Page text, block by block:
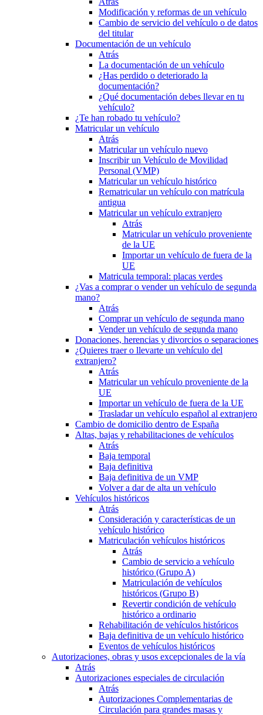
Modificación y reformas de un vehículo
Cambio de servicio del vehículo o de datos
del titular
Documentación de un vehículo
Atrás
La documentación de un vehículo
¿Has perdido o deteriorado la
documentación?
¿Qué documentación debes llevar en tu
vehículo?
¿Te han robado tu vehículo?
Matricular un vehículo
Atrás
Matricular un vehículo nuevo
Inscribir un Vehículo de Movilidad
Personal (VMP)
Matricular un vehículo histórico
Rematricular un vehículo con matrícula
antigua
Matricular un vehículo extranjero
Atrás
Matricular un vehículo proveniente
de la UE
Importar un vehículo de fuera de la
UE
Matricula temporal: placas verdes
¿Vas a comprar o vender un vehículo de segunda
mano?
Atrás
Comprar un vehículo de segunda mano
Vender un vehículo de segunda mano
Donaciones, herencias y divorcios o separaciones
¿Quieres traer o llevarte un vehículo del
extranjero?
Atrás
Matricular un vehículo proveniente de la
UE
Importar un vehículo de fuera de la UE
Trasladar un vehículo español al extranjero
Cambio de domicilio dentro de España
Altas, bajas y rehabilitaciones de vehículos
Atrás
Baja temporal
Baja definitiva
Baja definitiva de un VMP
Volver a dar de alta un vehículo
Vehículos históricos
Atrás
Consideración y características de un
vehículo histórico
Matriculación vehículos históricos
Atrás
Cambio de servicio a vehículo
histórico (Grupo A)
Matriculación de vehículos
históricos (Grupo B)
Revertir condición de vehículo
histórico a ordinario
Rehabilitación de vehículos históricos
Baja definitiva de un vehículo histórico
Eventos de vehículos históricos
Autorizaciones, obras y usos excepcionales de la vía
Atrás
Autorizaciones especiales de circulación
Atrás
Autorizaciones Complementarias de
Circulación para grandes masas y